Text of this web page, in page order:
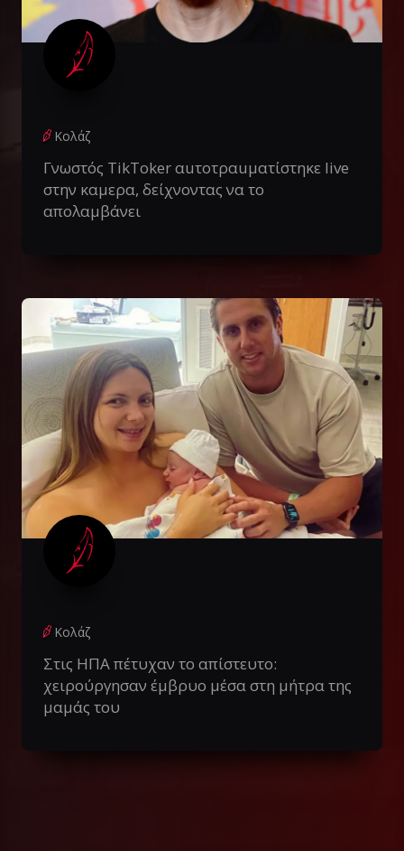
Κολάζ
Γνωστός TikToker αuτοτραuματίστηκε live
στην καμερα, δείχνοντας να το
απολαμβάνει
Κολάζ
Στις ΗΠΑ πέτυχαν το απίστευτο:
χειρούργησαν έμβρυο μέσα στη μήτρα της
μαμάς του